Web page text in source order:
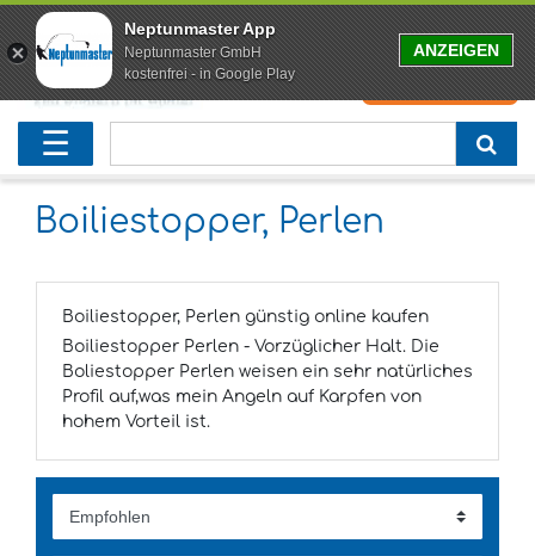
0 0,00 EUR
☰
Boiliestopper, Perlen
Boiliestopper, Perlen günstig online kaufen
Boiliestopper Perlen - Vorzüglicher Halt. Die
Boliestopper Perlen weisen ein sehr natürliches
Profil auf,was mein Angeln auf Karpfen von
hohem Vorteil ist.
Neu eingetroffen
Angelset
Geschenke für Angler
Karpfenruten
Freilaufrollen
Karpfenmontagen
Karpfenliege
Abhakmatte
weitere
Raubfischrute
Köderfischrute
Köderfischsenke
Raubfischkescher
weitere
Forellenruten
Forellenposen
Forellenköder
Wallerruten
Wallerrolle
Wallerköder
weitere
Meeresruten
Meeresrollen
Meerforellenköder
weitere
Matchruten
Feederrollen
Futterkorb
Trollingruten
Bootsrutenhalter
weitere
FOX
Westin Fishing
Zeck Fishing
Black Cat
weitere
Neptunmaster App
Neptunmaster GmbH
kostenfrei - in Google Play
ANZEIGEN